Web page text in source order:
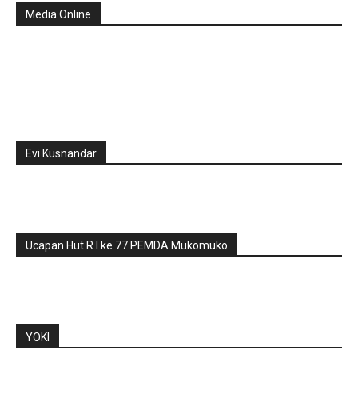
Media Online
Evi Kusnandar
Ucapan Hut R.I ke 77 PEMDA Mukomuko
YOKI